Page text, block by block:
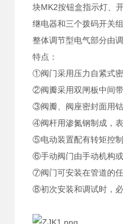
块MK2按钮盒指示灯、
继电器和三个拨码开关组
整体调节型电气部分由
特点：
①阀门采用压力自紧式
②阀瓣采用双闸板中间
③阀瓣、阀座密封面用
④阀杆用渗氮钢制成，
⑤电动装置配有转矩控
⑥手动阀门由手动机构或
⑦阀门可安装在管道的
⑧初次安装和调试时，